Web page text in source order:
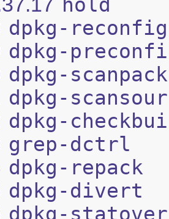
dpkg-
dpkg-
dpkg-
dpkg-
dpkg-
grep-dctrl
dpkg-repack
dpkg-divert
dpkg-